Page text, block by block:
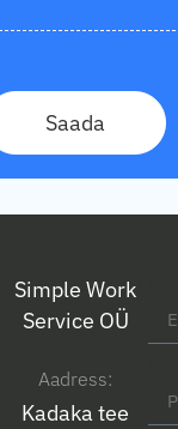
Saada
Simple Work
Service OÜ
Aadress:
Kadaka tee